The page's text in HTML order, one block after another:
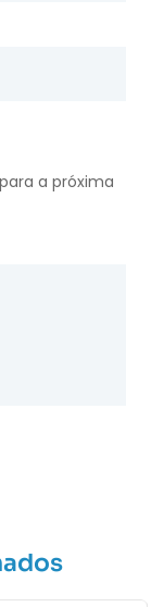
a próxima